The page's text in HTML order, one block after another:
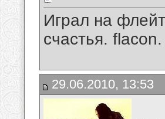
Играл на
счастья. flacon.
29.06.2010, 13:53